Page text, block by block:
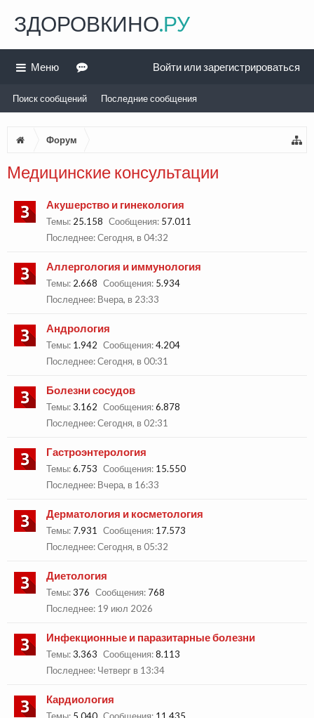
Форум
Медицинские консультации
Акушерство и гинекология
Темы: 25.158 Сообщения: 57.011
Сегодня, в 04:32
Аллергология и иммунология
Темы: 2.668 Сообщения: 5.934
Вчера, в 23:33
Андрология
Темы: 1.942 Сообщения:4.204
Сегодня, в 00:31
Болезни сосудов
Темы:3.162 Сообщения:6.878
Сегодня, в 02:31
Гастроэнтерология
Темы:6.753 Сообщения: 15.550
Вчера, в 16:33
Дерматология и косметология
Темы: 7.931 Сообщения: 17.573
Сегодня, в 05:32
Диетология
Темы:376 Сообщения: 768
19 июл 2026
Инфекционные и паразитарные болезни
Темы:3.363 Сообщения:8.113
Четверг в 13:34
Кардиология
ЗДОРОВКИНО.РУ
Меню
Поиск сообщений Последние сообщения
Войти или зарегистрироваться